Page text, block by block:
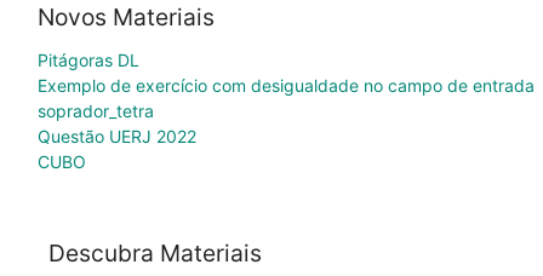
Novos Materiais
Pitágoras DL
Exemplo de exercício com desigualdade no campo de entrada
soprador_tetra
Questão UERJ 2022
CUBO
Descubra Materiais